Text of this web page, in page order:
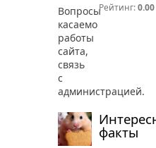
Вопросы
касаемо
работы
сайта,
связь
с
администрацией.
Рейтинг:0.00
факты